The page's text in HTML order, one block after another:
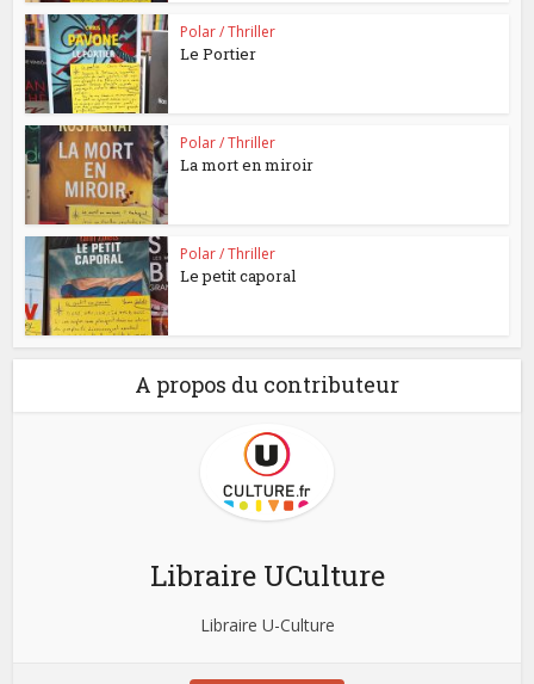
Polar / Thriller
Le Portier
Polar / Thriller
La mort en miroir
Polar / Thriller
Le petit caporal
A propos du contributeur
Libraire UCulture
Libraire U-Culture